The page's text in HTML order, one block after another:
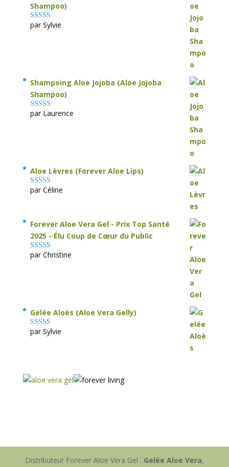
Shampoo)
Note5sur 5
par Sylvie
Shampoing Aloe Jojoba (Aloe Jojoba
Shampoo)
Note5sur 5
par Laurence
Aloe Lèvres (Forever Aloe Lips)
Note5sur 5
par Céline
Forever Aloe Vera Gel - Prix Top Santé
2025 - Élu Coup de Cœur du Public
Note5sur 5
par Christine
Gelée Aloès (Aloe Vera Gelly)
Note5sur 5
par Sylvie
Distributeur Forever Aloe Vera Gel : Gelée Aloe Vera,